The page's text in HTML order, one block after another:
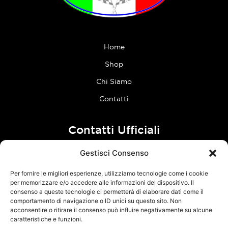
Gestisci Consenso
Per fornire le migliori esperienze, utilizziamo tecnologie come i cookie
per memorizzare e/o accedere alle informazioni del dispositivo. Il
consenso a queste tecnologie ci permetterà di elaborare dati come il
comportamento di navigazione o ID unici su questo sito. Non
acconsentire o ritirare il consenso può influire negativamente su alcune
caratteristiche e funzioni.
Home
Shop
Chi Siamo
Contatti
Contatti Ufficiali
Follow Us
F
I